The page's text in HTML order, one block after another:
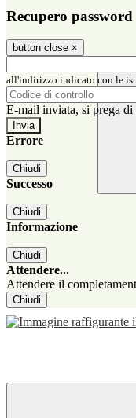
Recupero password
button close ×
all'indirizzo indicato con le
E-mail inviata, si prega di
Errore
Chiudi
Successo
Chiudi
Informazione
Chiudi
Attendere...
Attendere il
Chiudi